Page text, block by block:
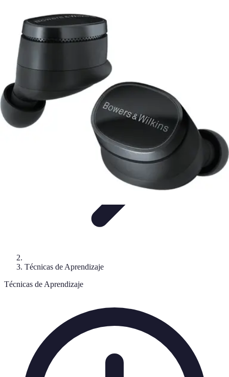
GamificaciónMetodologías de Aprendizaje
AprendizajeEstrategias de Aprendizaje
Técnicas de Aprendizaje
Técnicas de Aprendizaje